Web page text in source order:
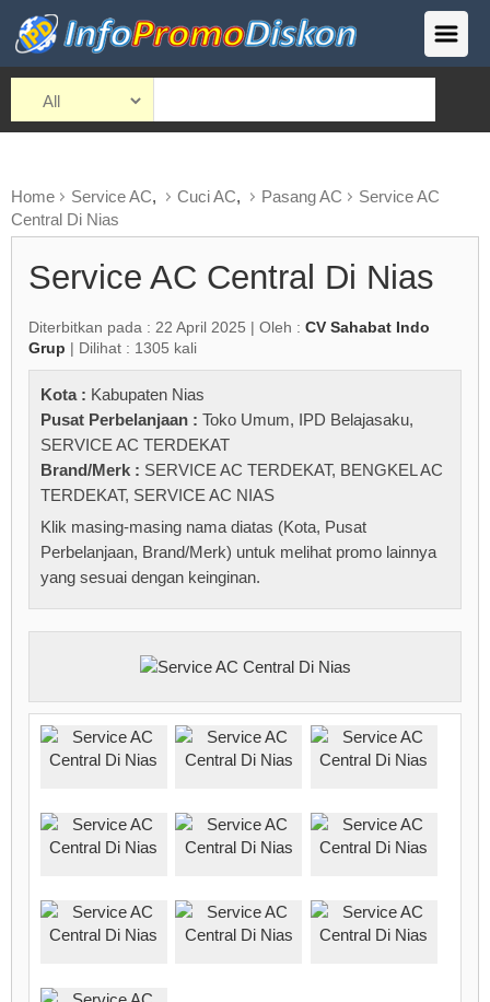
Home Service AC, Cuci AC, Pasang AC
Service AC
Central Di Nias
Service AC Central Di Nias
Diterbitkan pada : 22 April 2025 | Oleh : CV Sahabat Indo
Grup | Dilihat : 1305 kali
Kota : Kabupaten Nias
Pusat Perbelanjaan : Toko Umum, IPD Belajasaku,
SERVICE AC TERDEKAT
Brand/Merk : SERVICE AC TERDEKAT, BENGKEL AC
TERDEKAT, SERVICE AC NIAS
Klik masing-masing nama diatas (Kota, Pusat
Perbelanjaan, Brand/Merk) untuk melihat promo lainnya
yang sesuai dengan keinginan.